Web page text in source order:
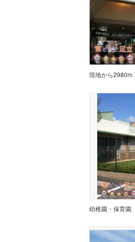
現地から2980m
幼稚園・保育園